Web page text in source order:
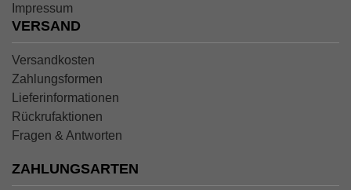
Impressum
VERSAND
Versandkosten
Zahlungsformen
Lieferinformationen
Rückrufaktionen
Fragen & Antworten
ZAHLUNGSARTEN